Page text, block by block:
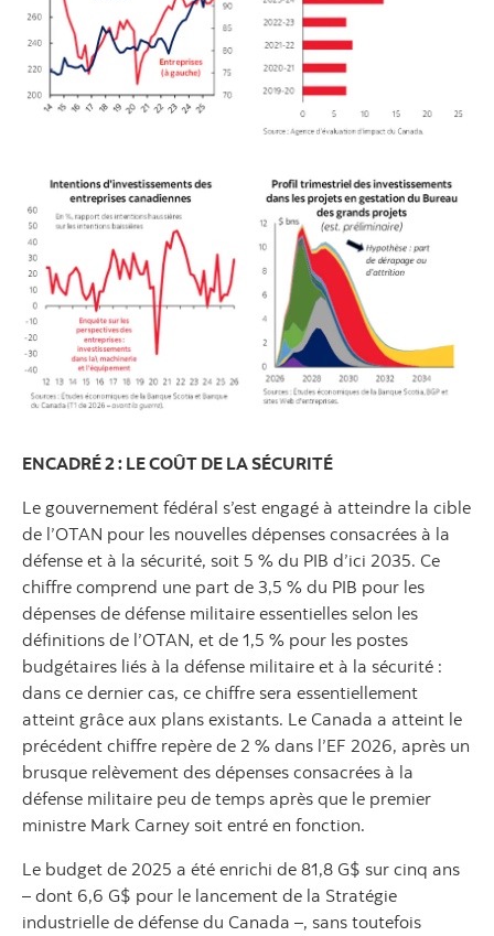
ENCADRÉ 2 : LE COÛT DE LA SÉCURITÉ
Le gouvernement fédéral s’est engagé à atteindre la cible
de l’OTAN pour les nouvelles dépenses consacrées à la
défense et à la sécurité, soit 5 % du PIB d’ici 2035. Ce
chiffre comprend une part de 3,5 % du PIB pour les
dépenses de défense militaire essentielles selon les
définitions de l’OTAN, et de 1,5 % pour les postes
budgétaires liés à la défense militaire et à la sécurité :
dans ce dernier cas, ce chiffre sera essentiellement
atteint grâce aux plans existants. Le Canada a atteint le
précédent chiffre repère de 2 % dans l’EF 2026, après un
brusque relèvement des dépenses consacrées à la
défense militaire peu de temps après que le premier
ministre Mark Carney soit entré en fonction.
Le budget de 2025 a été enrichi de 81,8 G$ sur cinq ans
– dont 6,6 G$ pour le lancement de la Stratégie
industrielle de défense du Canada –, sans toutefois